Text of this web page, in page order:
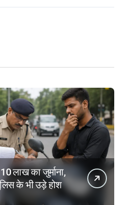
लाख का जुर्माना,
के भी उड़े होश